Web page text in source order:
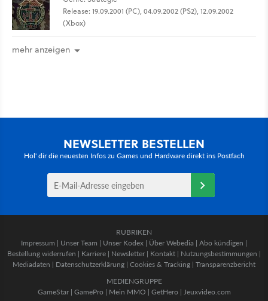
Release: 19.09.2001 (PC), 04.09.2002 (PS2), 12.09.2002
(Xbox)
mehr anzeigen
NEWSLETTER BESTELLEN
Hol' dir die neuesten Infos zu Games und Hardware direkt ins Postfach
RUBRIKEN
Impressum | Unser Team | Unser Kodex | Über Webedia | Abo kündigen |
Bestellung widerrufen | Karriere | Newsletter | Kontakt | Nutzungsbestimmungen |
Mediadaten | Datenschutzerklärung | Cookies & Tracking | Transparenzbericht
MEDIENGRUPPE
GameStar| GamePro | Mein MMO | GetHero | Jeuxvideo.com